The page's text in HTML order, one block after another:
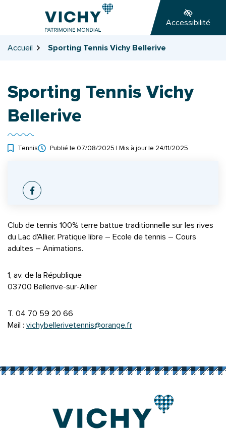
page
Accessibilité
Accueil Sporting Tennis Vichy Bellerive
Sporting Tennis Vichy
Bellerive
Tennis Publié le 07/08/2025 | Mis à jour le 24/11/2025
Facebook
Club de tennis 100% terre battue traditionnelle sur les rives
du Lac d'Allier. Pratique libre – Ecole de tennis – Cours
adultes – Animations.
1, av. de la République
03700 Bellerive-sur-Allier
T. 04 70 59 20 66
Mail : vichybellerivetennis@orange.fr